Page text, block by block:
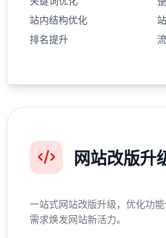
站内结构优化
排名提升
网站改版升
一站式网站改版升级，优化功
需求焕发网站新活力。